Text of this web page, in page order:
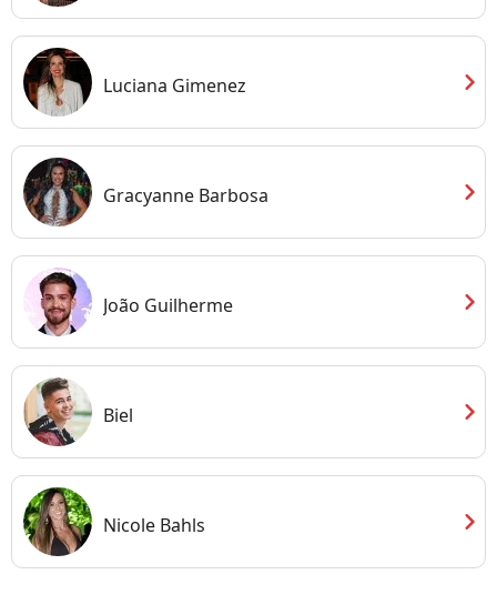
Luciana Gimenez chevron_right
Gracyanne Barbosa chevron_right
João Guilherme chevron_right
Biel chevron_right
Nicole Bahls chevron_right